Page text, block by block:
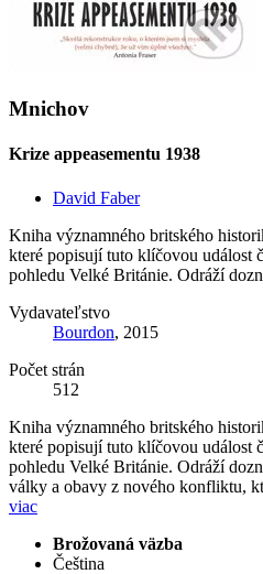
Mnichov
Krize appeasementu 1938
David Faber
Kniha významného britského
které popisují tuto klíčovou událost
pohledu Velké Británie. Odráží
Vydavateľstvo
Bourdon, 2015
Počet strán
512
Kniha významného britského
které popisují tuto klíčovou událost
pohledu Velké Británie. Odráží
války a obavy z nového konfliktu,
viac
Brožovaná väzba
Čeština